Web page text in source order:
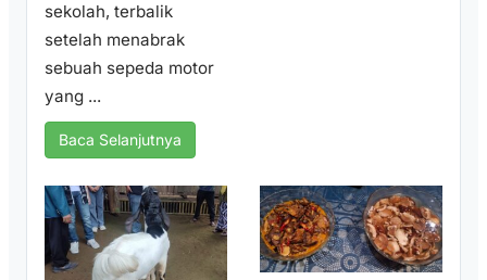
sekolah, terbalik
setelah menabrak
sebuah sepeda motor
yang ...
Baca Selanjutnya